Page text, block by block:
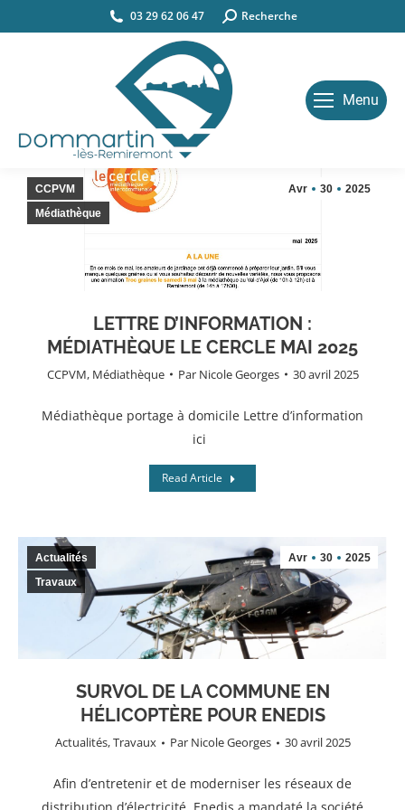
03 29 62 06 47 Search:Recherche
Menu
LETTRE D’INFORMATION :
MÉDIATHÈQUE LE CERCLE MAI 2025
CCPVM, Médiathèque Par Nicole Georges 30 avril 2025
Avr 30 2025
CCPVM
Médiathèque
Médiathèque portage à domicile Lettre d’information
ici
Read Article
SURVOL DE LA COMMUNE EN
HÉLICOPTÈRE POUR ENEDIS
Actualités,Travaux Par Nicole Georges 30 avril 2025
Avr 30 2025
Actualités
Travaux
Afin d’entretenir et de moderniser les réseaux de